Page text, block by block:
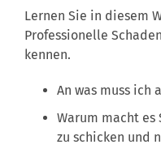
Lernen Sie in diesem
Professionelle
kennen.
An was muss ich
Warum macht es
zu schicken und